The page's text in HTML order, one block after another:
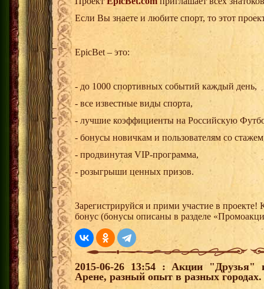
Если Вы знаете и любите спорт, то этот
EpicBet – это:
- до 1000 спортивных событий каждый день,
- все известные виды спорта,
- лучшие коэффициенты на Российскую
- бонусы новичкам и пользователям со
- продвинутая VIP-программа,
- розыгрыши ценных призов.
Зарегистрируйся и прими участие в
бонус (бонусы описаны в разделе
2015-06-26 13:54 : Акции "Друзья"
Арене, разный опыт в разных городах.